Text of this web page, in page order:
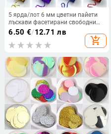
5 ярда/лот 6 мм цветни пайети
лъскави фасетирани свободни
пайети пайети шиене на
сватбени занаяти Направи си
сам скрапбукинг висулка
6.50 €/12.71 лв
add_shopping_cart